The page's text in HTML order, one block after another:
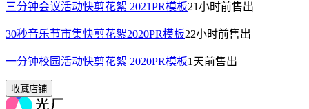
三分钟会议活动快剪花絮 2021PR模板21小时前售出
30秒音乐节市集快剪花絮2020PR模板22小时前售出
一分钟校园活动快剪花絮 2020PR模板1天前售出
收藏店铺